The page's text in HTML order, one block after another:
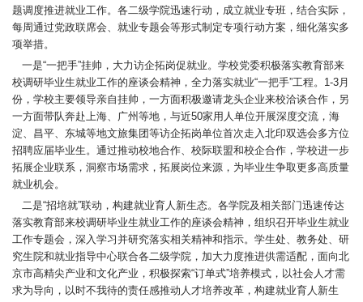
题调度推进就业工作。各二级学院迅速行动，成立就业专班，结合实际，
每周通过党政联席会、就业专题会等形式制定专项行动方案，细化落实多
项举措。
一是“一把手”挂帅，大力访企拓岗促就业。学校党委积极落实教育部来
校调研毕业生就业工作的座谈会精神，全力落实就业“一把手”工程。1-3月
份，学校主要领导亲自挂帅，一方面积极邀请龙头企业来校洽谈合作，另
一方面带队奔赴上海、广州等地，与近50家用人单位开展深度交流，海
淀、昌平、东城等地文旅集团等访企拓岗单位首次走入北印双选会多方位
招聘应届毕业生。通过推动校地合作、校际联盟和校企合作，学校进一步
拓展企业联系，洞察市场需求，拓展岗位来源，为毕业生争取更多高质量
就业机会。
二是“招培就”联动，构建就业育人新生态。各学院及相关部门迅速传达
落实教育部来校调研毕业生就业工作的座谈会精神，组织召开毕业生就业
工作专题会，深入学习并研究落实相关精神和指示。学生处、教务处、研
究生院和就业指导中心联合各二级学院，加大力度推进供需适配，面向北
京市高精尖产业和文化产业，积极探索“订单式”培养模式，以社会人才需
求为导向，以时不我待的责任感推动人才培养改革，构建就业育人新生